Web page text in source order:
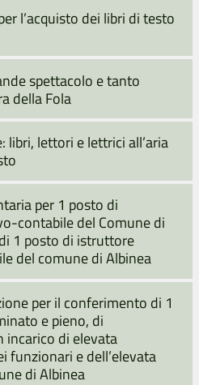
l’acquisto dei libri di testo
spettacolo e tanto
della Fola
libri, lettori e lettrici all’aria
per 1 posto di
contabile del Comune di
1 posto di istruttore
del comune di Albinea
per il conferimento di 1
e pieno, di
incarico di elevata
funzionari e dell’elevata
di Albinea